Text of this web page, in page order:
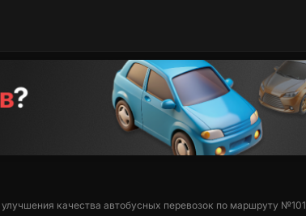
качества автобусных перевозок по маршруту №101